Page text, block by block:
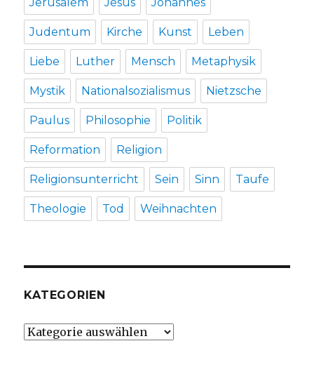
Judentum Kirche Kunst Leben
Liebe Luther Mensch Metaphysik
Mystik Nationalsozialismus Nietzsche
Paulus Philosophie Politik
Reformation Religion
Religionsunterricht Sein Sinn Taufe
Theologie Tod Weihnachten
KATEGORIEN
Kategorien